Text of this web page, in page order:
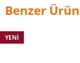
görev
Deneme ve eleştiri
arınmış bir dil ile
Benzer
YENI